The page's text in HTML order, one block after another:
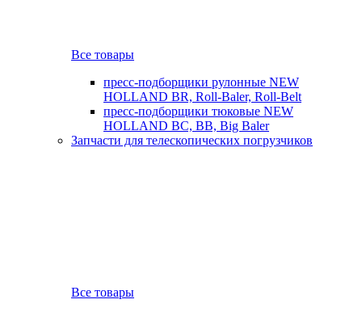
Все товары
пресс-подборщики рулонные NEW
HOLLAND BR, Roll-Baler, Roll-Belt
пресс-подборщики тюковые NEW
HOLLAND BC, BB, Big Baler
Запчасти для телескопических погрузчиков
Все товары